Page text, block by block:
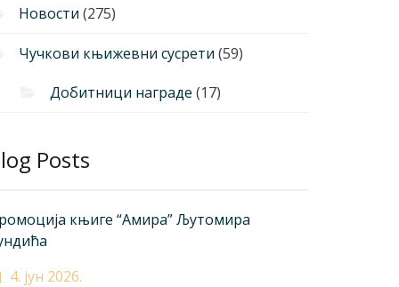
Новости (275)
Чучкови књижевни сусрети (59)
Добитници награде (17)
Posts
књиге “Амира” Љутомира
4. јун 2026.